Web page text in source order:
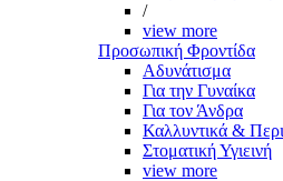
/
view more
Προσωπική Φροντίδα
Αδυνάτισμα
Για την Γυναίκα
Για τον Άνδρα
Καλλυντικά &
Στοματική Υγιεινή
view more